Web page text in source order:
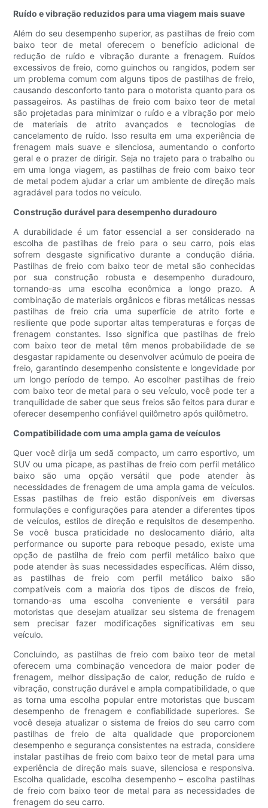
Ruído e vibração reduzidos para uma viagem mais suave
Além do seu desempenho superior, as pastilhas de freio com
baixo teor de metal oferecem o benefício adicional de
redução de ruído e vibração durante a frenagem. Ruídos
excessivos de freio, como guinchos ou rangidos, podem ser
um problema comum com alguns tipos de pastilhas de freio,
causando desconforto tanto para o motorista quanto para os
passageiros. As pastilhas de freio com baixo teor de metal
são projetadas para minimizar o ruído e a vibração por meio
de materiais de atrito avançados e tecnologias de
cancelamento de ruído. Isso resulta em uma experiência de
frenagem mais suave e silenciosa, aumentando o conforto
geral e o prazer de dirigir. Seja no trajeto para o trabalho ou
em uma longa viagem, as pastilhas de freio com baixo teor
de metal podem ajudar a criar um ambiente de direção mais
agradável para todos no veículo.
Construção durável para desempenho duradouro
A durabilidade é um fator essencial a ser considerado na
escolha de pastilhas de freio para o seu carro, pois elas
sofrem desgaste significativo durante a condução diária.
Pastilhas de freio com baixo teor de metal são conhecidas
por sua construção robusta e desempenho duradouro,
tornando-as uma escolha econômica a longo prazo. A
combinação de materiais orgânicos e fibras metálicas nessas
pastilhas de freio cria uma superfície de atrito forte e
resiliente que pode suportar altas temperaturas e forças de
frenagem constantes. Isso significa que pastilhas de freio
com baixo teor de metal têm menos probabilidade de se
desgastar rapidamente ou desenvolver acúmulo de poeira de
freio, garantindo desempenho consistente e longevidade por
um longo período de tempo. Ao escolher pastilhas de freio
com baixo teor de metal para o seu veículo, você pode ter a
tranquilidade de saber que seus freios são feitos para durar e
oferecer desempenho confiável quilômetro após quilômetro.
Compatibilidade com uma ampla gama de veículos
Quer você dirija um sedã compacto, um carro esportivo, um
SUV ou uma picape, as pastilhas de freio com perfil metálico
baixo são uma opção versátil que pode atender às
necessidades de frenagem de uma ampla gama de veículos.
Essas pastilhas de freio estão disponíveis em diversas
formulações e configurações para atender a diferentes tipos
de veículos, estilos de direção e requisitos de desempenho.
Se você busca praticidade no deslocamento diário, alta
performance ou suporte para reboque pesado, existe uma
opção de pastilha de freio com perfil metálico baixo que
pode atender às suas necessidades específicas. Além disso,
as pastilhas de freio com perfil metálico baixo são
compatíveis com a maioria dos tipos de discos de freio,
tornando-as uma escolha conveniente e versátil para
motoristas que desejam atualizar seu sistema de frenagem
sem precisar fazer modificações significativas em seu
veículo.
Concluindo, as pastilhas de freio com baixo teor de metal
oferecem uma combinação vencedora de maior poder de
frenagem, melhor dissipação de calor, redução de ruído e
vibração, construção durável e ampla compatibilidade, o que
as torna uma escolha popular entre motoristas que buscam
desempenho de frenagem e confiabilidade superiores. Se
você deseja atualizar o sistema de freios do seu carro com
pastilhas de freio de alta qualidade que proporcionem
desempenho e segurança consistentes na estrada, considere
instalar pastilhas de freio com baixo teor de metal para uma
experiência de direção mais suave, silenciosa e responsiva.
Escolha qualidade, escolha desempenho – escolha pastilhas
de freio com baixo teor de metal para as necessidades de
frenagem do seu carro.